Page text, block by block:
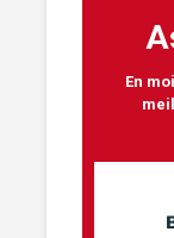
En